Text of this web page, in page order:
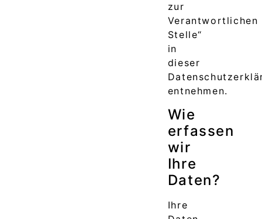
zur
Verantwortlichen
Stelle“
in
dieser
entnehmen.
Wie
erfassen
wir
Ihre
Daten?
Ihre